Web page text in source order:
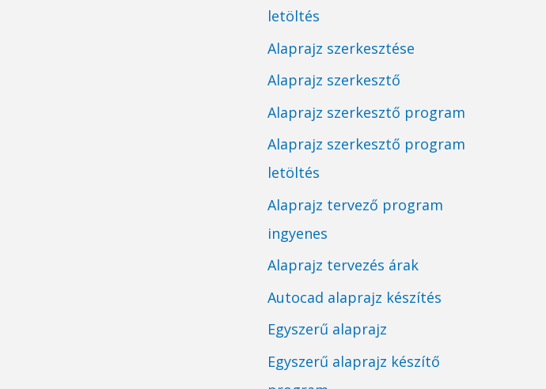
letöltés
Alaprajz szerkesztése
Alaprajz szerkesztő
Alaprajz szerkesztő program
Alaprajz szerkesztő program
letöltés
Alaprajz tervező program
ingyenes
Alaprajz tervezés árak
Autocad alaprajz készítés
Egyszerű alaprajz
Egyszerű alaprajz készítő